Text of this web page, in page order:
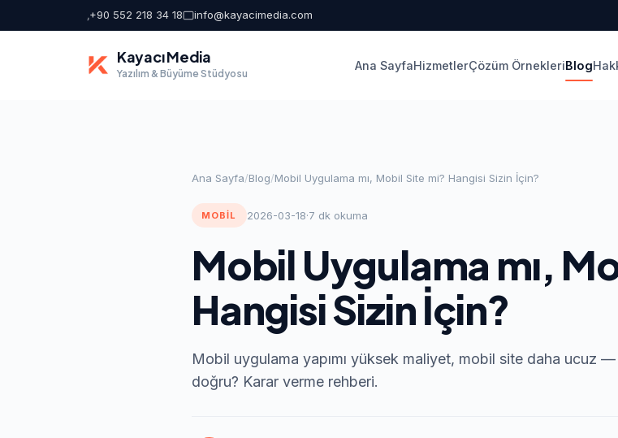
+90 552 218 34 18 info@kayacimedia.com
Kayacı Media
Yazılım & Büyüme Stüdyosu
Ana SayfaHizmetlerÇözüm ÖrnekleriBlog
Ana Sayfa/Blog/Mobil Uygulama mı, Mobil Site mi? Hangisi Sizin İçin?
MOBIL 2026-03-18·7 dk okuma
Mobil Uygulama mı,
Hangisi Sizin İçin?
Mobil uygulama yapımı yüksek maliyet, mobil site daha ucuz
doğru? Karar verme rehberi.